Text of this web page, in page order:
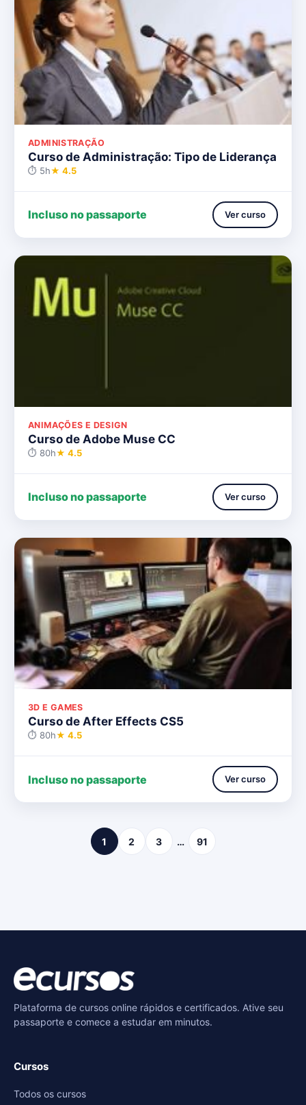
ADMINISTRAÇÃO
Curso de Administração: Tipo de Liderança
⏱ 5h★ 4.5
Incluso no passaporte Ver curso
ANIMAÇÕES E DESIGN
Curso de Adobe Muse CC
⏱ 80h★ 4.5
Incluso no passaporte Ver curso
3D E GAMES
Curso de After Effects CS5
⏱ 80h★ 4.5
Incluso no passaporte Ver curso
1 2 3 … 91
Plataforma de cursos online rápidos e certificados. Ative seu
passaporte e comece a estudar em minutos.
Cursos
Todos os cursos